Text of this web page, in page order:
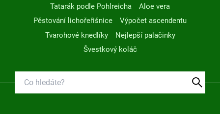
Tatarák podle Pohlreicha
Aloe vera
Pěstování lichořeřišnice
Výpočet ascendentu
Tvarohové knedlíky
Nejlepší palačinky
Švestkový koláč